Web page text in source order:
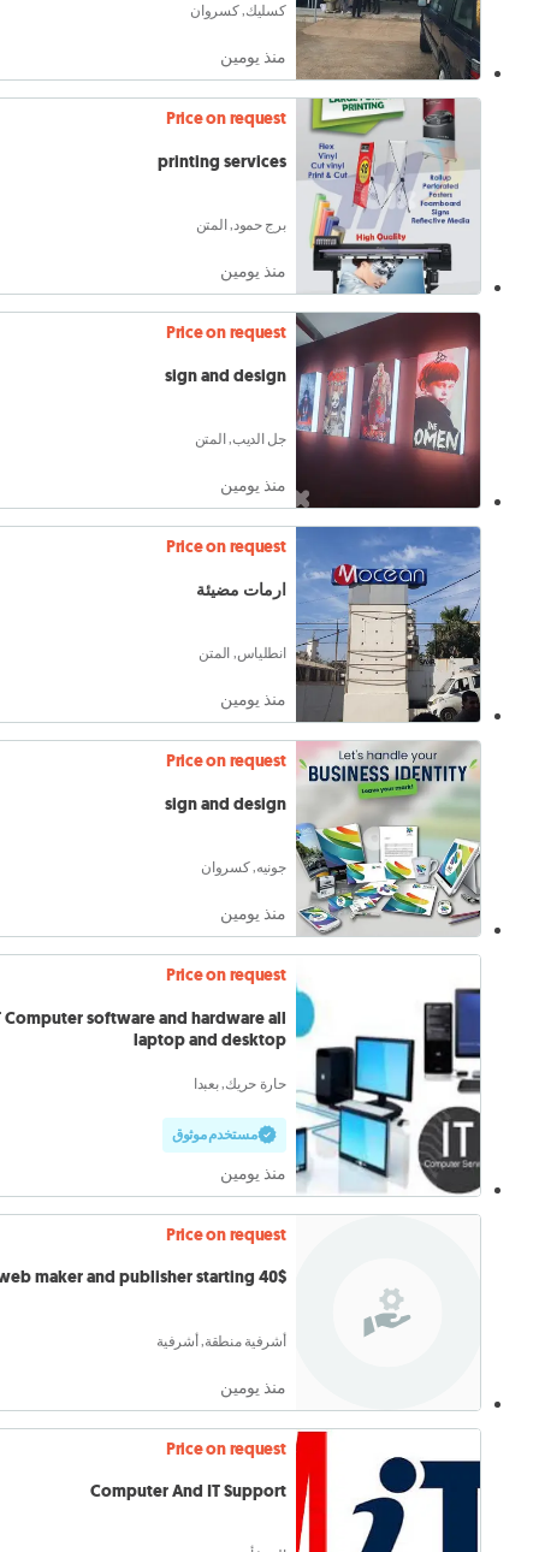
كسليك, كسروان
منذ يومين
Price on request
printing services
برج حمود, المتن
منذ يومين
Price on request
sign and design
جل الديب, المتن
منذ يومين
Price on request
ارمات مضيئة
انطلياس, المتن
منذ يومين
Price on request
sign and design
جونيه, كسروان
منذ يومين
Price on request
Computer software and hardware all
laptop and desktop
حارة حريك, بعبدا
مستخدم موثوق
منذ يومين
Price on request
maker and publisher starting 40$
أشرفية منطقة, أشرفية
منذ يومين
Price on request
Computer And IT Support